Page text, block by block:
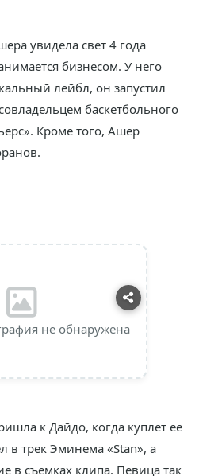
увидела свет 4 года
бизнесом. У него
лейбл, он запустил
баскетбольного
Кроме того, Ашер
не обнаружена
к Дайдо, когда куплет ее
в трек Эминема «Stan», а
в съемках клипа. Певица так